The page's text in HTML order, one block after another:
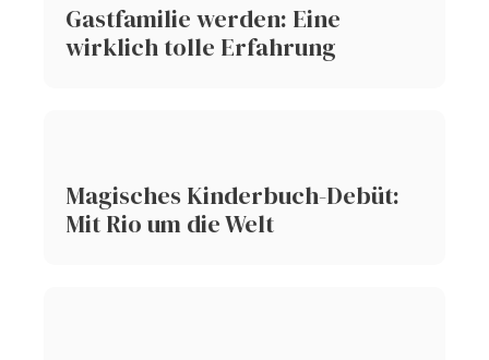
Gastfamilie werden: Eine
wirklich tolle Erfahrung
Magisches Kinderbuch-Debüt:
Mit Rio um die Welt